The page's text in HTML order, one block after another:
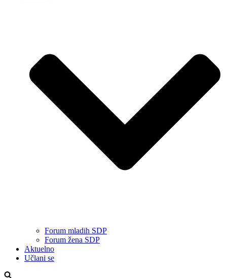
Forum mladih SDP
Forum žena SDP
Aktuelno
Učlani se